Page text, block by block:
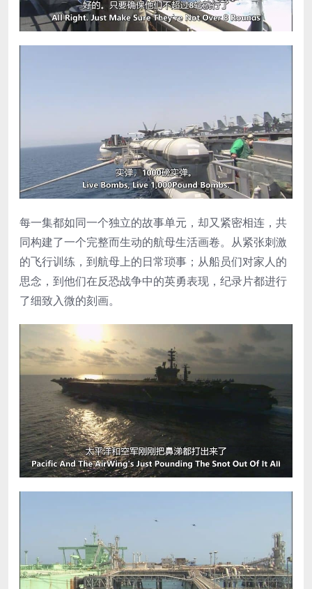
每一集都如同一个独立的故事单元，却又紧密相连，共
同构建了一个完整而生动的航母生活画卷。从紧张刺激
的飞行训练，到航母上的日常琐事；从船员们对家人的
思念，到他们在反恐战争中的英勇表现，纪录片都进行
了细致入微的刻画。